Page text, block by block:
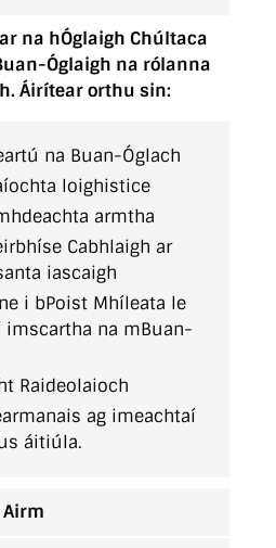
na hÓglaigh Chúltaca
Óglaigh na rólanna
Áirítear orthu sin:
na Buan-Óglach
loighistice
armtha
Cabhlaigh ar
iascaigh
i bPoist Mhíleata le
na mBuan-
Raideolaioch
ag imeachtaí
áitiúla.
Airm